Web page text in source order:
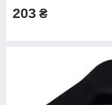
203 ₴